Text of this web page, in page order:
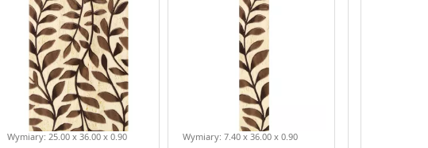
Wymiary: 25.00 x 36.00 x 0.90 Wymiary: 7.40 x 36.00 x 0.90